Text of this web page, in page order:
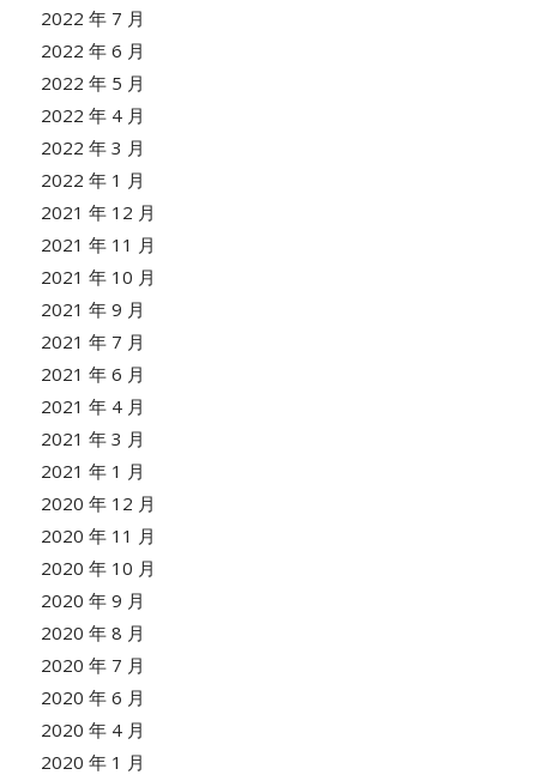
2022 年 7 月
2022 年 6 月
2022 年 5 月
2022 年 4 月
2022 年 3 月
2022 年 1 月
2021 年 12 月
2021 年 11 月
2021 年 10 月
2021 年 9 月
2021 年 7 月
2021 年 6 月
2021 年 4 月
2021 年 3 月
2021 年 1 月
2020 年 12 月
2020 年 11 月
2020 年 10 月
2020 年 9 月
2020 年 8 月
2020 年 7 月
2020 年 6 月
2020 年 4 月
2020 年 1 月